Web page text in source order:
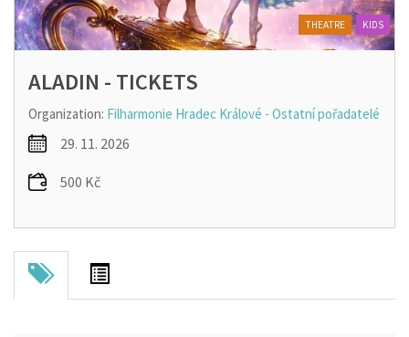
ALADIN - TICKETS
Organization: Filharmonie Hradec Králové - Ostatní pořadatelé
29. 11. 2026
500 Kč
THEATRE KIDS